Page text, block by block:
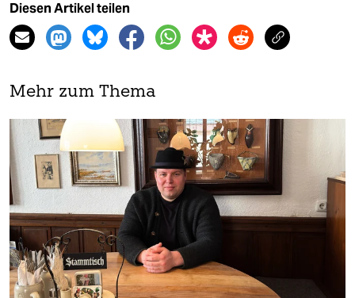
Diesen Artikel teilen
Mehr zum Thema